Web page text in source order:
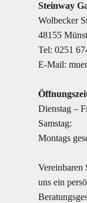
Steinway
Wolbecker
48155
Tel: 0251
E-Mail:
Dienstag –
Samstag:
Montags
Vereinbaren
uns ein